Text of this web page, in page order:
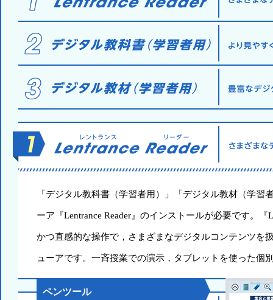
「デジタル教科書（学習者用）」「デジタル教材（学習
ーア『Lentrance Reader』のインストールが必要です。『
かつ直感的な操作で，さまざまなデジタルコンテンツを
ューアです。一斉授業での演示，タブレットを使った個
ペンツール